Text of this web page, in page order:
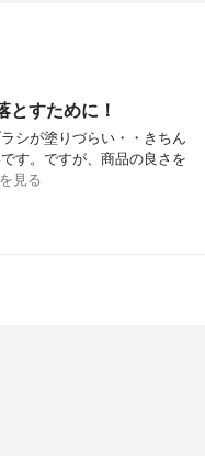
とすために！
シが塗りづらい・・きちん
す。ですが、商品の良さを
見る